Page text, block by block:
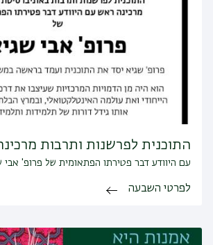
התוכנית לפרשנות ותרבות
עם היוודע דבר פטירתו הפתאומית של פרופ' אבי
לפרטי השבעה